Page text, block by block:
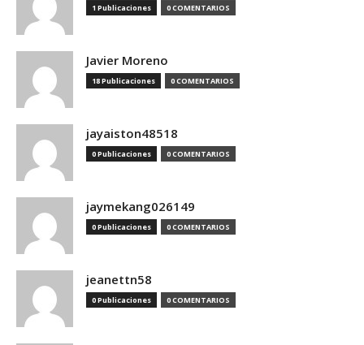
1 Publicaciones 0 COMENTARIOS
Javier Moreno
18 Publicaciones 0 COMENTARIOS
jayaiston48518
0 Publicaciones 0 COMENTARIOS
jaymekang026149
0 Publicaciones 0 COMENTARIOS
jeanettn58
0 Publicaciones 0 COMENTARIOS